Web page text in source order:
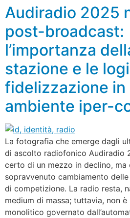
Audiradio 2025
post-broadcast:
l’importanza
stazione e le
fidelizzazione in
ambiente iper-
La fotografia che emerge dagli
di ascolto radiofonico Audiradio
certo di un mezzo in declino, ma
sopravvenuto cambiamento
di competizione. La radio resta,
medium di massa; tuttavia, non è
monolitico governato